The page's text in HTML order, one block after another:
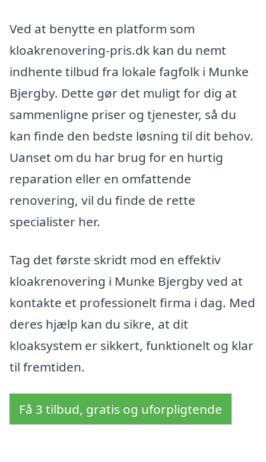
Ved at benytte en platform som
kloakrenovering-pris.dk kan du nemt
indhente tilbud fra lokale fagfolk i Munke
Bjergby. Dette gør det muligt for dig at
sammenligne priser og tjenester, så du
kan finde den bedste løsning til dit behov.
Uanset om du har brug for en hurtig
reparation eller en omfattende
renovering, vil du finde de rette
specialister her.
Tag det første skridt mod en effektiv
kloakrenovering i Munke Bjergby ved at
kontakte et professionelt firma i dag. Med
deres hjælp kan du sikre, at dit
kloaksystem er sikkert, funktionelt og klar
til fremtiden.
Få 3 tilbud, gratis og uforpligtende